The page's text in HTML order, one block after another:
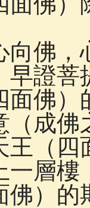
向佛
早證菩
面佛
（成
王（
一層
佛）的